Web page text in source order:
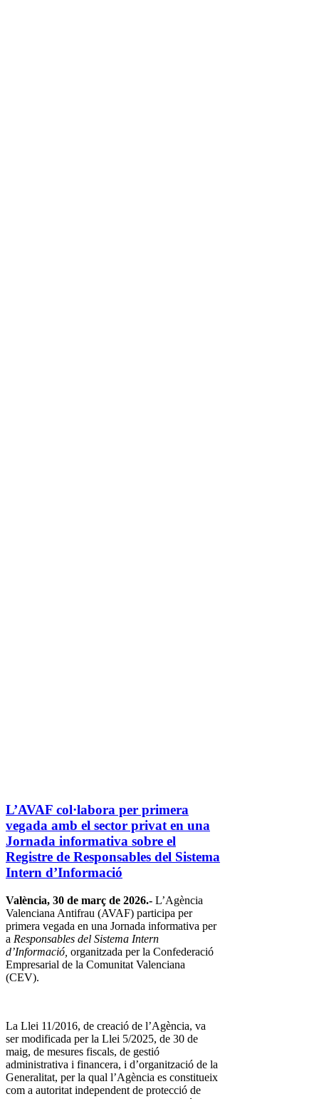
L’AVAF col·labora per primera
vegada amb el sector privat en una
Jornada informativa sobre el
Registre de Responsables del Sistema
Intern d’Informació
València, 30 de març de 2026.- L’Agència
Valenciana Antifrau (AVAF) participa per
primera vegada en una Jornada informativa per
a Responsables del Sistema Intern
d’Informació, organitzada per la Confederació
Empresarial de la Comunitat Valenciana
(CEV).
La Llei 11/2016, de creació de l’Agència, va
ser modificada per la Llei 5/2025, de 30 de
maig, de mesures fiscals, de gestió
administrativa i financera, i d’organització de la
Generalitat, per la qual l’Agència es constitueix
com a autoritat independent de protecció de